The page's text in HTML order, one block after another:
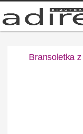
Bransoletka